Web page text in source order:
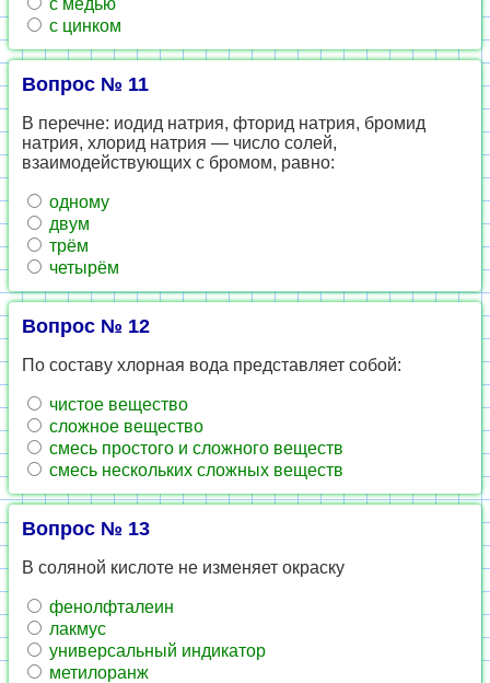
с медью
с цинком
Вопрос № 11
В перечне: иодид натрия, фторид натрия, бромид
натрия, хлорид натрия — число солей,
взаимодействующих с бромом, равно:
одному
двум
трём
четырём
Вопрос № 12
По составу хлорная вода представляет собой:
чистое вещество
сложное вещество
смесь простого и сложного веществ
смесь нескольких сложных веществ
Вопрос № 13
В соляной кислоте не изменяет окраску
фенолфталеин
лакмус
универсальный индикатор
метилоранж